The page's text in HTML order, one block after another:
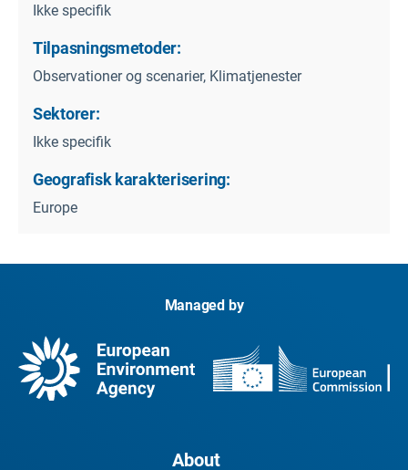
Ikke specifik
Tilpasningsmetoder:
Observationer og scenarier, Klimatjenester
Sektorer:
Ikke specifik
Geografisk karakterisering:
Europe
Managed by
About